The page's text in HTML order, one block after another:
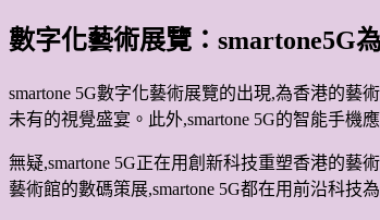
數字化藝術展覽：smartone5G
smartone 5G數字化藝術展覽的出現,為香港的
未有的視覺盛宴。此外,smartone 5G的智能手
無疑,smartone 5G正在用創新科技重塑香港的
藝術館的數碼策展,smartone 5G都在用前沿科技